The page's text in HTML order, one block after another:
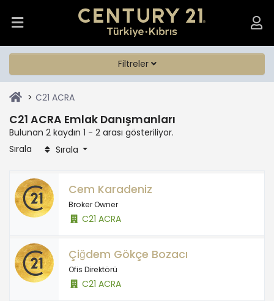
Filtreler
C21 ACRA
C21 ACRA Emlak Danışmanları
Bulunan 2 kaydın 1 - 2 arası gösteriliyor.
Sırala
Sırala
Cem Karadeniz
Broker Owner
C21 ACRA
Çiğdem Gökçe Bozacı
Ofis Direktörü
C21 ACRA